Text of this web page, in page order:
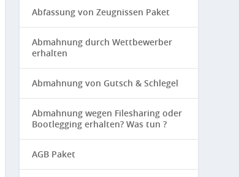
Abfassung von Zeugnissen Paket
Abmahnung durch Wettbewerber
erhalten
Abmahnung von Gutsch & Schlegel
Abmahnung wegen Filesharing oder
Bootlegging erhalten? Was tun ?
AGB Paket